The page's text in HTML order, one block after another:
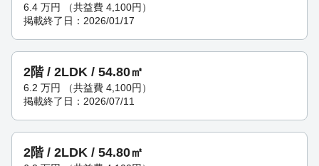
6.4 万円 （共益費 4,100円）
掲載終了日：2026/01/17
2階 / 2LDK / 54.80㎡
6.2 万円 （共益費 4,100円）
掲載終了日：2026/07/11
2階 / 2LDK / 54.80㎡